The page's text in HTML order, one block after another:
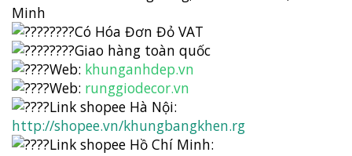
Minh
Có Hóa Đơn Đỏ VAT
Giao hàng toàn quốc
Web: khunganhdep.vn
Web: runggiodecor.vn
Link shopee Hà Nội:
http://shopee.vn/khungbangkhen.rg
Link shopee Hồ Chí Minh: